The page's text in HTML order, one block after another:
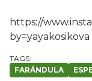
https://
by=yayakosikova
FARÁNDULA